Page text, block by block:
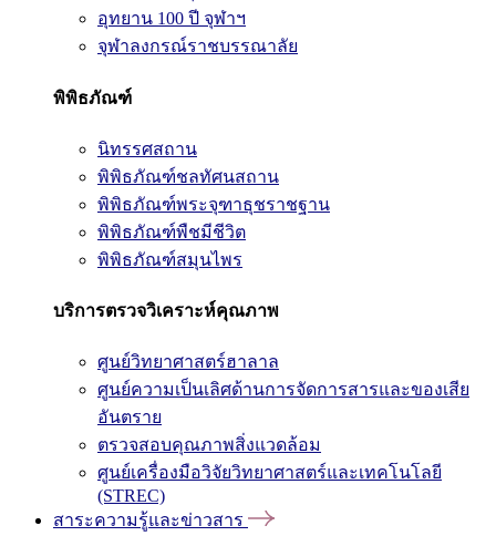
อุทยาน 100 ปี จุฬาฯ
จุฬาลงกรณ์ราชบรรณาลัย
พิพิธภัณฑ์
นิทรรศสถาน
พิพิธภัณฑ์ชลทัศนสถาน
พิพิธภัณฑ์พระจุฑาธุชราชฐาน
พิพิธภัณฑ์พืชมีชีวิต
พิพิธภัณฑ์สมุนไพร
บริการตรวจวิเคราะห์คุณภาพ
ศูนย์วิทยาศาสตร์ฮาลาล
ศูนย์ความเป็นเลิศด้านการจัดการสารและของเสีย
อันตราย
ตรวจสอบคุณภาพสิ่งแวดล้อม
ศูนย์เครื่องมือวิจัยวิทยาศาสตร์และเทคโนโลยี
(STREC)
สาระความรู้และข่าวสาร